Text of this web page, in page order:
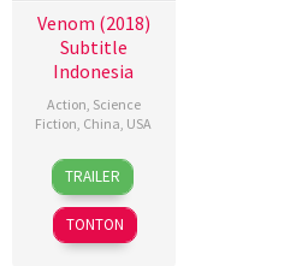
Venom (2018)
Subtitle
Indonesia
Action, Science
Fiction, China, USA
28
Sep
2018
K.C.
Hodenfield
TRAILER
TONTON